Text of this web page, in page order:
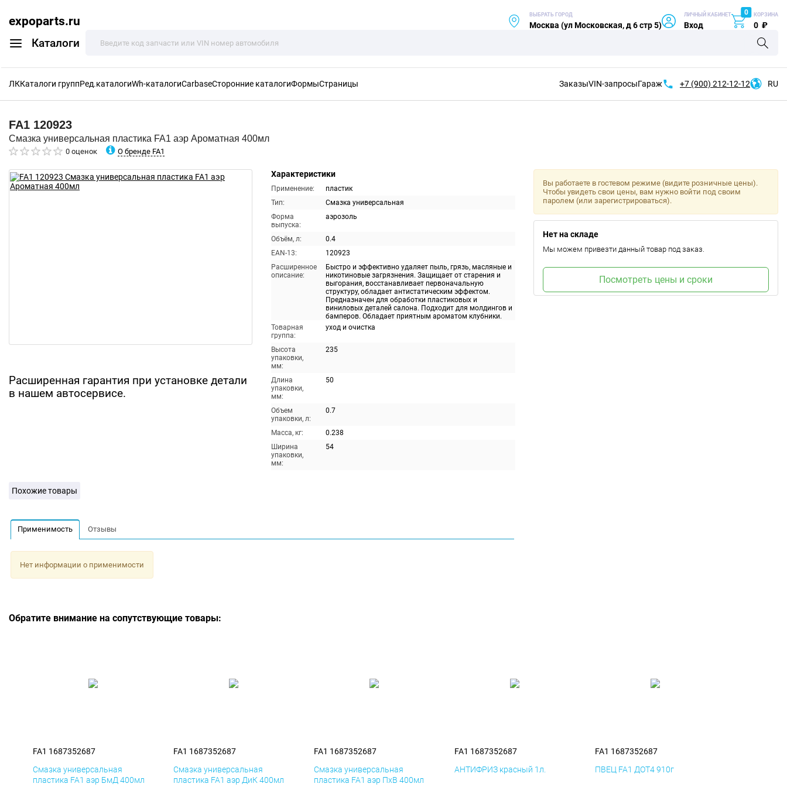
expoparts.ru
Каталоги
ВЫБРАТЬ ГОРОД
Москва (ул Московская, д 6 стр 5)
ЛИЧНЫЙ КАБИНЕТ
Вход
0 КОРЗИНА
0 ₽
ЛККаталоги группРед.каталогиWh-каталогиCarbaseСторонние каталогиФормыСтраницы ЗаказыVIN-запросыГараж +7 (900) 212-12-12 RU
FA1 120923
Смазка универсальная пластика FA1 аэр Ароматная 400мл
0 оценок О бренде FA1
Расширенная гарантия при установке детали
в нашем автосервисе.
Характеристики
Применение:
пластик
Тип:
Смазка универсальная
Форма
выпуска:
аэрозоль
Объём, л:
0.4
EAN-13:
120923
Расширенное
описание:
Быстро и эффективно удаляет пыль, грязь, масляные и
никотиновые загрязнения. Защищает от старения и
выгорания, восстанавливает первоначальную
структуру, обладает антистатическим эффектом.
Предназначен для обработки пластиковых и
виниловых деталей салона. Подходит для молдингов и
бамперов. Обладает приятным ароматом клубники.
Товарная
группа:
уход и очистка
Высота
упаковки,
мм:
235
Длина
упаковки,
мм:
50
Объем
упаковки, л:
0.7
Масса, кг:
0.238
Ширина
упаковки,
мм:
54
Вы работаете в гостевом режиме (видите розничные цены).
Чтобы увидеть свои цены, вам нужно войти под своим
паролем (или зарегистрироваться).
Нет на складе
Мы можем привезти данный товар под заказ.
Посмотреть цены и сроки
Похожие товары
Применимость Отзывы
Нет информации о применимости
Обратите внимание на сопутствующие товары:
FA1 1687352687
Смазка универсальная
пластика FA1 аэр БмД 400мл
FA1 1687352687
Смазка универсальная
пластика FA1 аэр ДиК 400мл
FA1 1687352687
Смазка универсальная
пластика FA1 аэр ПхВ 400мл
FA1 1687352687
АНТИФРИЗ красный 1л.
FA1 1687352687
ПВЕЦ FA1 ДОТ4 910г